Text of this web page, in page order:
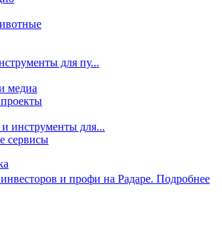
для пу...
медиа
инструменты для...
сервисы
инвесторов и профи на Радаре. Подробнее